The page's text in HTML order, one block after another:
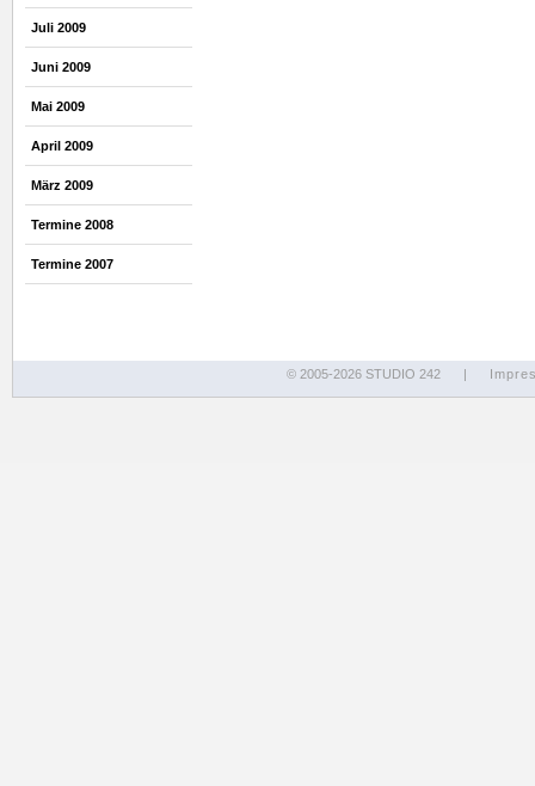
Juli 2009
Juni 2009
Mai 2009
April 2009
März 2009
Termine 2008
Termine 2007
© 2005-2026 STUDIO 242 |